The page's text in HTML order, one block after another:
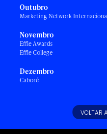
Outubro
Marketing Network
Novembro
Effie Awards
Effie College
Dezembro
Caboré
VOLTAR